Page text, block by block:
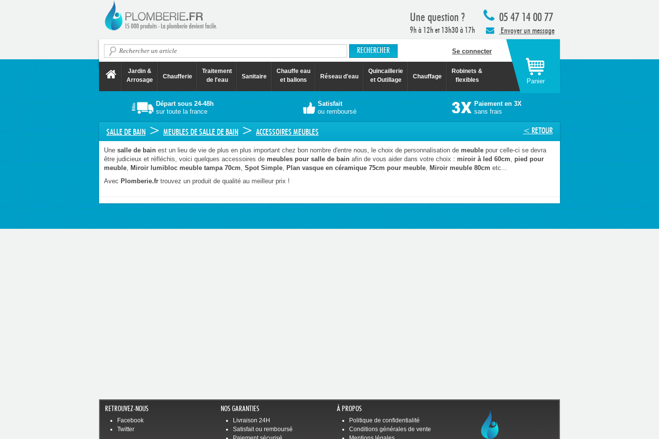
05 47 14 00 77
Envoyer un message
Une question ?
9h à 12h et 13h30 à 17h
Se connecter
Jardin &
Arrosage
Chaufferie
Traitement
de l'eau
Sanitaire
Chauffe eau
et ballons
Réseau d'eau
Quincaillerie
et Outillage
Chauffage
Robinets &
flexibles
Panier
Départ sous 24-48h
sur toute la france
Satisfait
ou remboursé
Paiement en 3X
sans frais
< RETOUR
SALLE DE BAIN > MEUBLES DE SALLE DE BAIN > ACCESSOIRES MEUBLES
Une salle de bain est un lieu de vie de plus en plus important chez bon nombre d'entre nous, le choix de personnalisation de meuble pour celle-ci se devra
être judicieux et réfléchis, voici quelques accessoires de meubles pour salle de bain afin de vous aider dans votre choix : miroir à led 60cm, pied pour
meuble, Miroir lumibloc meuble tampa 70cm, Spot Simple, Plan vasque en céramique 75cm pour meuble, Miroir meuble 80cm etc...
Avec Plomberie.fr trouvez un produit de qualité au meilleur prix !
RETROUVEZ-NOUS
Facebook
Twitter
NOS GARANTIES
Livraison 24H
Satisfait ou remboursé
À PROPOS
Politique de confidentialité
Conditions générales de vente